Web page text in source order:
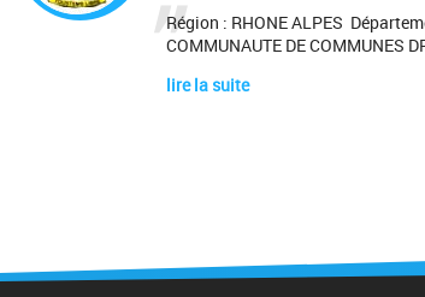
Région : RHONE ALPES
COMMUNAUTE DE COMMUNES
lire la suite